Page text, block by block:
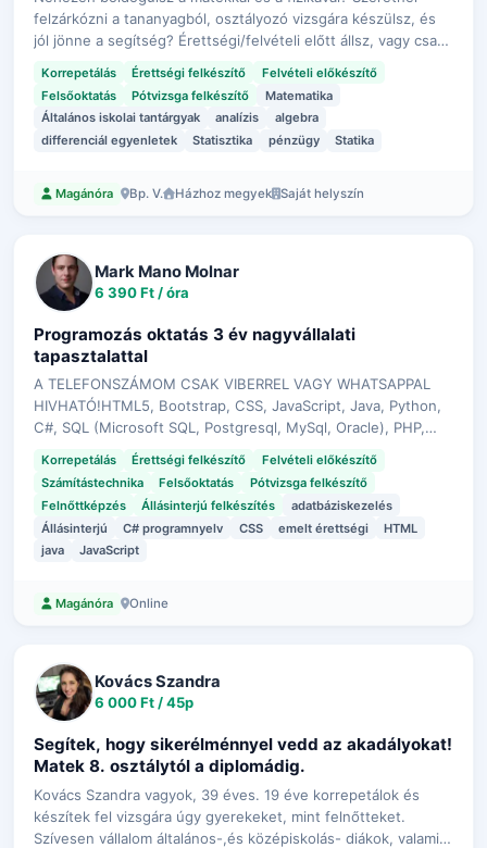
felzárkózni a tananyagból, osztályozó vizsgára készülsz, és
jól jönne a segítség? Érettségi/felvételi előtt állsz, vagy csak
szeretnél átfogó ismereteket kapni a fent említett
tárgyakból? Köze…
Korrepetálás Érettségi felkészítő
Felvételi előkészítő
Felsőoktatás
Pótvizsga felkészítő
Matematika
Általános iskolai tantárgyak
analízis
algebra
differenciál egyenletek
Statisztika pénzügy Statika
Magánóra Bp. V. Házhoz megyek Saját helyszín
Mark Mano Molnar
6 390 Ft / óra
Programozás oktatás 3 év nagyvállalati
tapasztalattal
A TELEFONSZÁMOM CSAK VIBERREL VAGY WHATSAPPAL
HIVHATÓ!HTML5, Bootstrap, CSS, JavaScript, Java, Python,
C#, SQL (Microsoft SQL, Postgresql, MySql, Oracle), PHP,
Laravel, React, Next.js, Nest.js, React native, Spring Boot,
Pandas, Django, ASP.NET, Uni…
Korrepetálás Érettségi felkészítő
Felvételi előkészítő
Számítástechnika
Felsőoktatás
Pótvizsga felkészítő
Felnőttképzés
Állásinterjú felkészítés
adatbáziskezelés
Állásinterjú
C# programnyelv CSS emelt érettségi
HTML
java
JavaScript
Magánóra Online
Kovács Szandra
6 000 Ft / 45p
Segítek, hogy sikerélménnyel vedd az akadályokat!
Matek 8. osztálytól a diplomádig.
Kovács Szandra vagyok, 39 éves. 19 éve korrepetálok és
készítek fel vizsgára úgy gyerekeket, mint felnőtteket.
Szívesen vállalom általános-,és középiskolás- diákok, valamint